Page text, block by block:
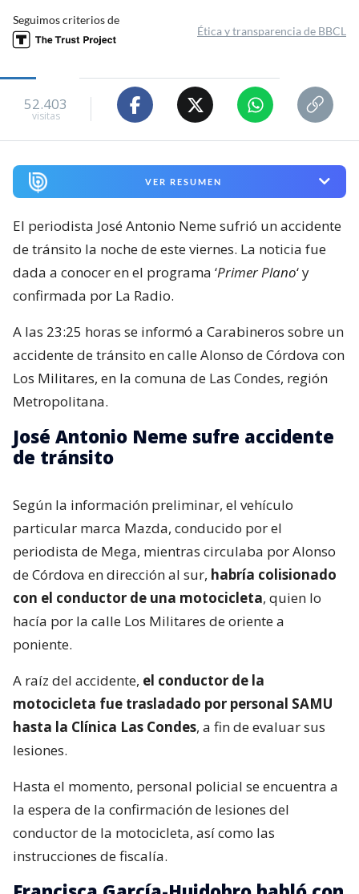
Seguimos criterios de
Ética y transparencia de BBCL
52.403
visitas
VER RESUMEN
El periodista José Antonio Neme sufrió un accidente
de tránsito la noche de este viernes. La noticia fue
dada a conocer en el programa ‘Primer Plano‘ y
confirmada por La Radio.
A las 23:25 horas se informó a Carabineros sobre un
accidente de tránsito en calle Alonso de Córdova con
Los Militares, en la comuna de Las Condes, región
Metropolitana.
José Antonio Neme sufre accidente
de tránsito
Según la información preliminar, el vehículo
particular marca Mazda, conducido por el
periodista de Mega, mientras circulaba por Alonso
de Córdova en dirección al sur, habría colisionado
con el conductor de una motocicleta, quien lo
hacía por la calle Los Militares de oriente a
poniente.
A raíz del accidente, el conductor de la
motocicleta fue trasladado por personal SAMU
hasta la Clínica Las Condes, a fin de evaluar sus
lesiones.
Hasta el momento, personal policial se encuentra a
la espera de la confirmación de lesiones del
conductor de la motocicleta, así como las
instrucciones de fiscalía.